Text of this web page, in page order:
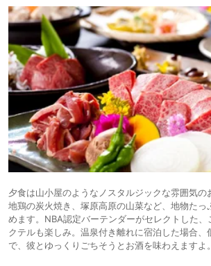
夕食は山小屋のようなノスタルジックな雰囲気の
地鶏の炭火焼き、塚原高原の山菜など、地物たっ
めます。NBA認定バーテンダーがセレクトした、
クテルも楽しみ。温泉付き離れに宿泊した場合、
で、彼とゆっくりごちそうとお酒を味わえますよ。